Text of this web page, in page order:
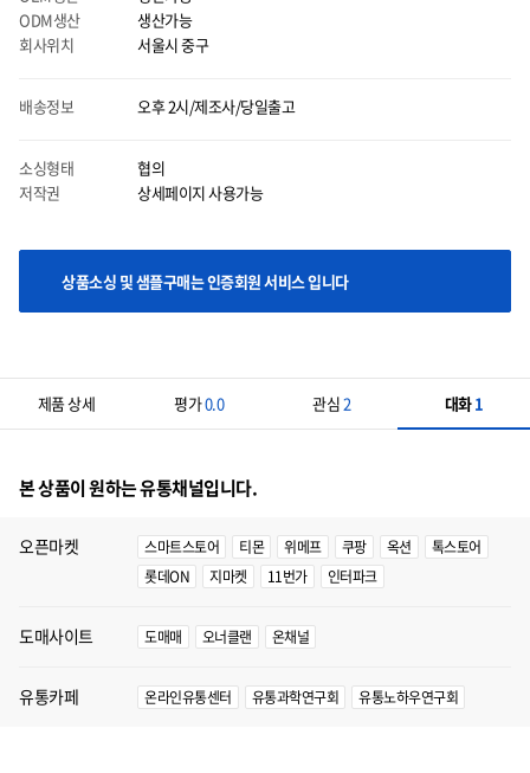
있습니다.
ODM생산
생산가능
회사위치
서울시 중구
배송정보 오후 2시/제조사/당일출고
소싱형태
협의
저작권
상세페이지 사용가능
상품소싱 및 샘플구매는 인증회원 서비스 입니다
제품 상세 평가0.0 관심2 대화1
본 상품이 원하는 유통채널입니다.
오픈마켓 스마트스토어 티몬 위메프 쿠팡 옥션
톡스토어
롯데ON
지마켓 11번가 인터파크
도매사이트 도매매 오너클랜 온채널
유통카페 온라인유통센터 유통과학연구회 유통노하우연구회